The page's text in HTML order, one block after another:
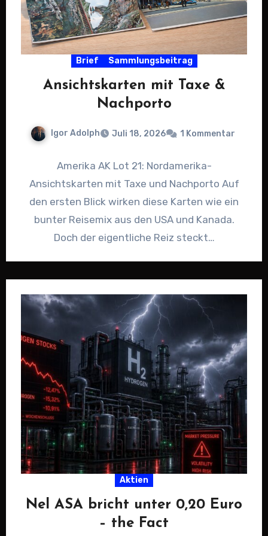
Brief Sammlungsbeitrag
Ansichtskarten mit Taxe &
Nachporto
Igor Adolph Juli 18, 2026 1 Kommentar
Amerika AK Lot 21: Nordamerika-
Ansichtskarten mit Taxe und Nachporto Auf
den ersten Blick wirken diese Karten wie ein
bunter Reisemix aus den USA und Kanada.
Doch der eigentliche Reiz steckt…
Aktien
Nel ASA bricht unter 0,20 Euro
– the Fact